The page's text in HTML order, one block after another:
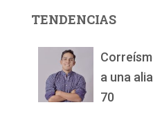
d
TENDENCIAS
a una
70